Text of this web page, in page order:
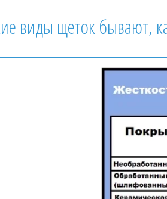
виды щеток бывают,